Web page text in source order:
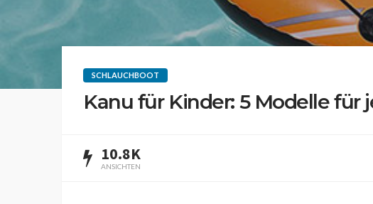
SCHLAUCHBOOT
Kanu für Kinder: 5 Modelle für
10.8K
ANSICHTEN